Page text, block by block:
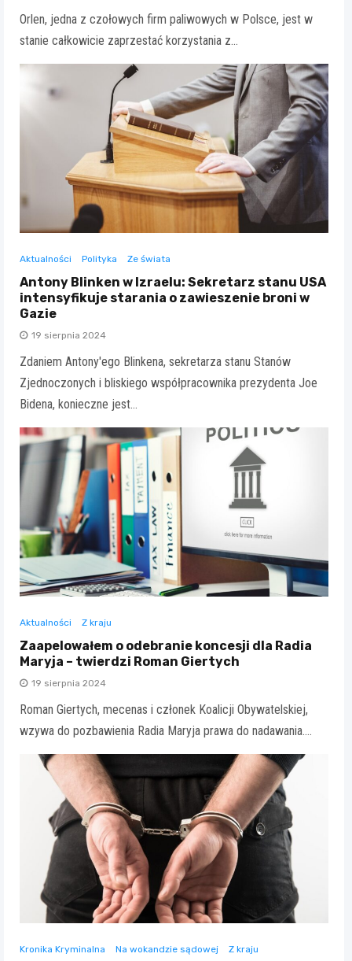
Orlen, jedna z czołowych firm paliwowych w Polsce, jest w
stanie całkowicie zaprzestać korzystania z…
Aktualności Polityka Ze świata
Antony Blinken w Izraelu: Sekretarz stanu USA
intensyfikuje starania o zawieszenie broni w
Gazie
19 sierpnia 2024
Zdaniem Antony'ego Blinkena, sekretarza stanu Stanów
Zjednoczonych i bliskiego współpracownika prezydenta Joe
Bidena, konieczne jest…
Aktualności Z kraju
Zaapelowałem o odebranie koncesji dla Radia
Maryja – twierdzi Roman Giertych
19 sierpnia 2024
Roman Giertych, mecenas i członek Koalicji Obywatelskiej,
wzywa do pozbawienia Radia Maryja prawa do nadawania.…
Kronika Kryminalna Na wokandzie sądowej Z kraju